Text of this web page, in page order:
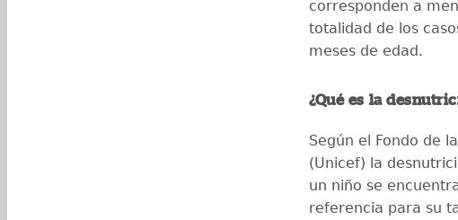
corresponden a
totalidad de los
meses de edad.
¿Qué es la
Según el Fondo de
(Unicef) la
un niño se
referencia para su